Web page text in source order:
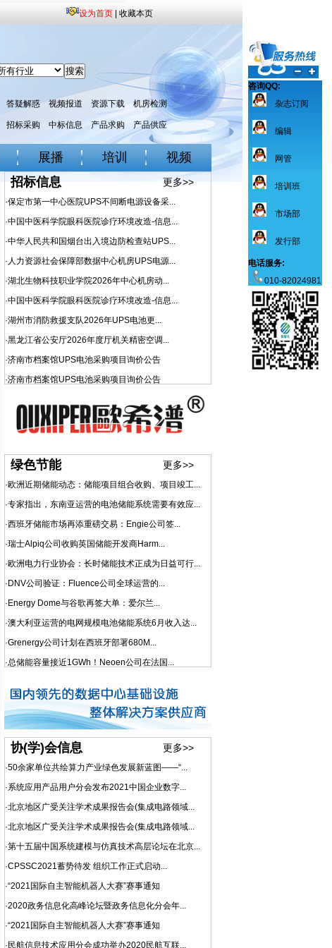
咨询QQ:
杂志订阅
编辑
网管
培训班
市场部
发行部
电话服务:
010-82024981
设为首页 收藏本页
答疑解惑 视频报道 资源下载 机房检测
招标采购 中标信息 产品求购 产品供应
展播 培训 视频
招标信息 更多>>
·保定市第一中心医院UPS不间断电源设备采...
·中国中医科学院眼科医院诊疗环境改造-信息...
·中华人民共和国烟台出入境边防检查站UPS...
· 人力资源社会保障部数据中心机房UPS电源...
·湖北生物科技职业学院2026年中心机房动...
·中国中医科学院眼科医院诊疗环境改造-信息...
·湖州市消防救援支队2026年UPS电池更...
·黑龙江省公安厅2026年度厅机关精密空调...
·济南市档案馆UPS电池采购项目询价公告
·济南市档案馆UPS电池采购项目询价公告
绿色节能 更多>>
·欧洲近期储能动态：储能项目组合收购、项目竣工...
·专家指出，东南亚运营的电池储能系统需要有效应...
·西班牙储能市场再添重磅交易：Engie公司签...
·瑞士Alpiq公司收购英国储能开发商Harm...
·欧洲电力行业协会：长时储能技术正成为日益可行...
· DNV公司验证：Fluence公司全球运营的...
· Energy Dome与谷歌再签大单：爱尔兰...
·澳大利亚运营的电网规模电池储能系统6月收入达...
·Grenergy公司计划在西班牙部署680M...
·总储能容量接近1GWh！Neoen公司在法国...
协(学)会信息 更多>>
·50余家单位共绘算力产业绿色发展新蓝图——“...
·系统应用产品用户分会发布2021中国企业数字...
·北京地区广受关注学术成果报告会(集成电路领域...
·北京地区广受关注学术成果报告会(集成电路领域...
·第十五届中国系统建模与仿真技术高层论坛在北京...
·CPSSC2021蓄势待发 组织工作正式启动...
·“2021国际自主智能机器人大赛”赛事通知
·2020政务信息化高峰论坛暨政务信息化分会年...
·“2021国际自主智能机器人大赛”赛事通知
· 民航信息技术应用分会成功举办2020民航互联...